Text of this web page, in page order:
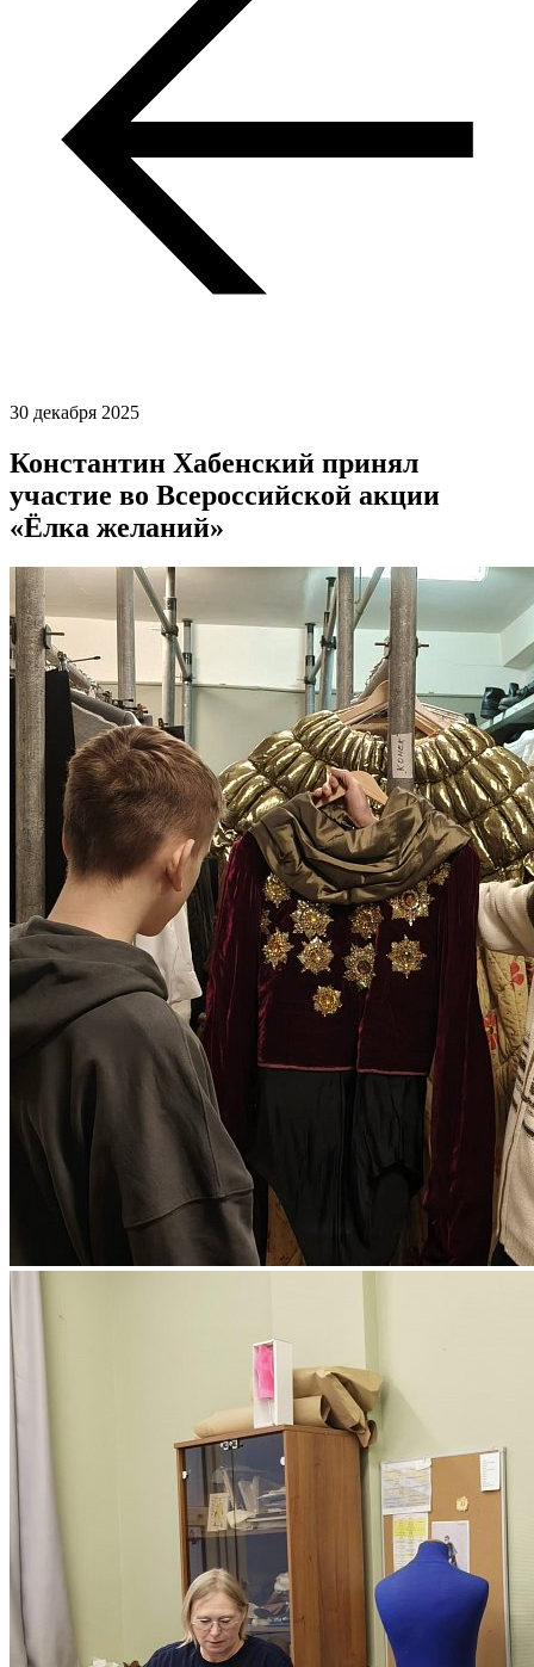
30 декабря 2025
Константин Хабенский принял
участие во Всероссийской акции
«Ёлка желаний»